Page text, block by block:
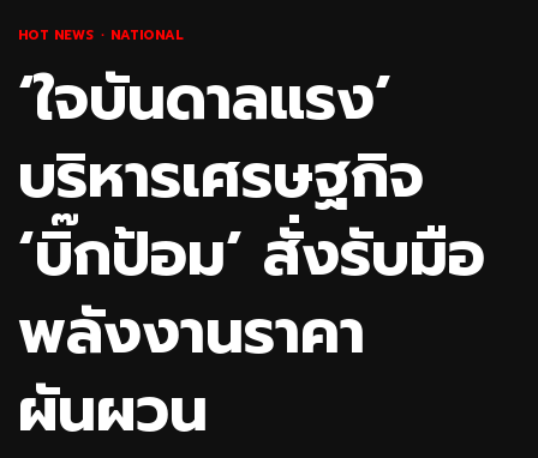
HOT NEWS NATIONAL
‘ใจบันดาลแรง’
บริหารเศรษฐกิจ
‘บิ๊กป้อม’ สั่งรับมือ
พลังงานราคา
ผันผวน